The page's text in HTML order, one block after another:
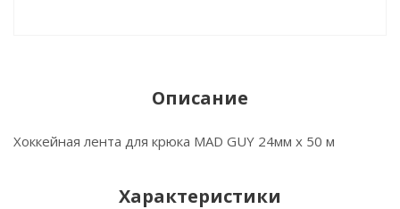
Описание
Хоккейная лента для крюка MAD GUY 24мм х 50 м
Характеристики